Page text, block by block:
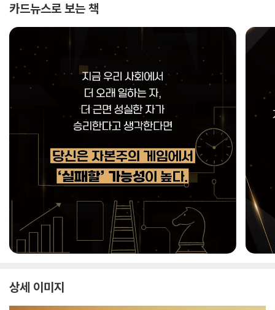
카드뉴스로 보는 책
상세 이미지